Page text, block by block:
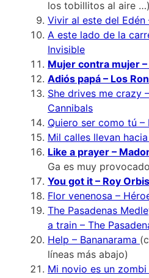
los tobillitos al aire …)
Vivir al este del Edén
A este lado de la
Invisible
Mujer contra mujer
Adiós papá – Los
She drives me crazy
Cannibals
Quiero ser como tú –
Mil calles llevan
Like a prayer –
Ga es muy
You got it – Roy
Flor venenosa –
The Pasadenas
a train – The
Help – Bananarama
líneas más abajo)
Mi novio es un